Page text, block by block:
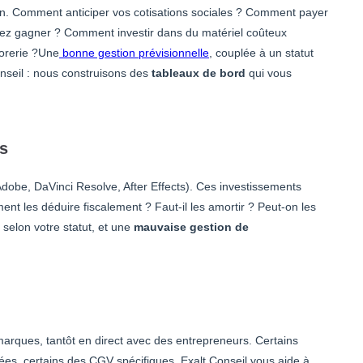
Comment anticiper vos cotisations sociales ? Comment payer
gagner ? Comment investir dans du matériel coûteux
?Une bonne gestion prévisionnelle , couplée à un statut
: nous construisons des tableaux de bord qui vous
DaVinci Resolve, After Effects). Ces investissements
les déduire fiscalement ? Faut-il les amortir ? Peut-on les
votre statut, et une mauvaise gestion de
tantôt en direct avec des entrepreneurs. Certains